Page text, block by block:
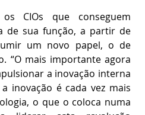
CIOs que conseguem
de sua função, a partir de
um novo papel, o de
“O mais importante agora
a inovação interna
inovação é cada vez mais
o que o coloca numa